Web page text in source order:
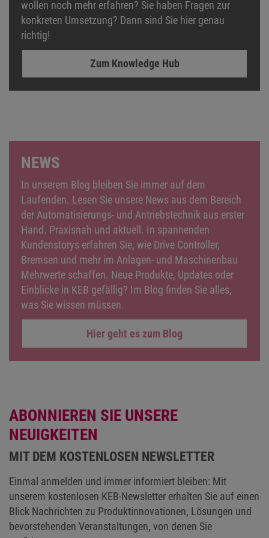
richtig!
NEWS
In unserem Blog bleiben Sie immer auf dem
Laufenden. Lesen Sie unsere News aus dem Bereich
der Automatisierungs- und Antriebstechnik aus erster
Hand. Praxisnah und aktuell. In spannenden
Kundenstorys erfahren Sie, wie Drive Controller,
Bremsen und mehr im Anlagen- und Maschinenbau
Mehrwerte schaffen. Neue Produkte, Updates oder
Einblicke in KEB gefällig? Im Blog finden Sie alles,
was Sie wissen müssen.
NEUIGKEITEN
MIT DEM KOSTENLOSEN NEWSLETTER
Einmal anmelden und immer informiert bleiben: Mit
unserem kostenlosen KEB-Newsletter erhalten Sie auf einen
Blick Nachrichten zu Produktinnovationen, Lösungen und
bevorstehenden Veranstaltungen, von denen Sie
profitieren.